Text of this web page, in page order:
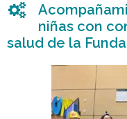
niñas con
salud de la